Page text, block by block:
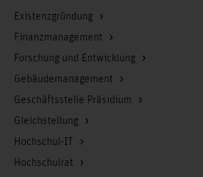
Existenzgründung
Finanzmanagement
Forschung und Entwicklung
Gebäudemanagement
Geschäftsstelle Präsidium
Gleichstellung
Hochschul-IT
Hochschulrat